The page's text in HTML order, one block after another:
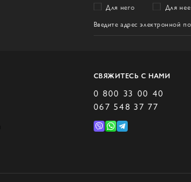
Для него
Для нее
СВЯЖИТЕСЬ С НАМИ
0 800 33 00 40
067 548 37 77